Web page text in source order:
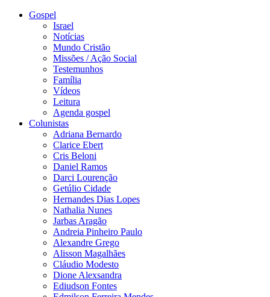
Gospel
Israel
Notícias
Mundo Cristão
Missões / Ação Social
Testemunhos
Família
Vídeos
Leitura
Agenda gospel
Colunistas
Adriana Bernardo
Clarice Ebert
Cris Beloni
Daniel Ramos
Darci Lourenção
Getúlio Cidade
Hernandes Dias Lopes
Nathalia Nunes
Jarbas Aragão
Andreia Pinheiro Paulo
Alexandre Grego
Alisson Magalhães
Cláudio Modesto
Dione Alexsandra
Ediudson Fontes